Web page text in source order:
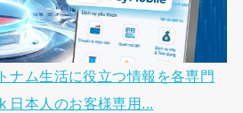
ナム生活に役立つ情報を各専門
日本人のお客様専用...